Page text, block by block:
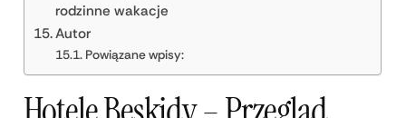
rodzinne wakacje
Autor
Powiązane wpisy: